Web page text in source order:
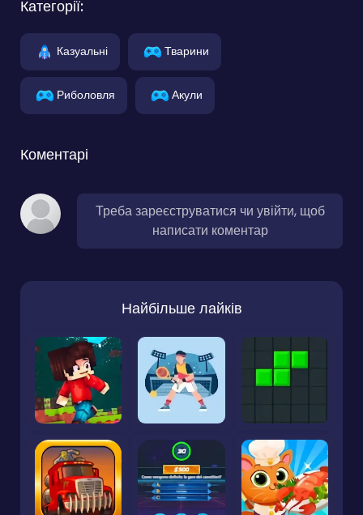
Категорії:
Казуальні Тварини
Риболовля Акули
Коментарі
Треба зареєструватися чи увійти, щоб
написати коментар
Найбільше лайків